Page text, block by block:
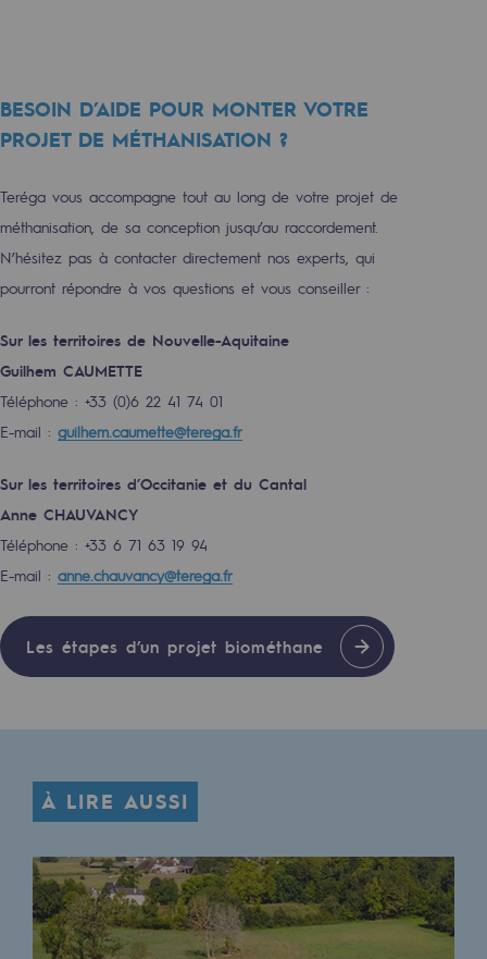
Gestion de l'énergie
Préservation de la biodiversité
Gestion des impacts
Responsabilité sociale et territoriale
Responsabilité sociale et
Energiz Mouv
Le programme social et territorial de
Territorial
Engagements auprès des territoires
Social
Notre investissement dans les
Inclusion
QVCT
Sécurité
Sécurité
PARI 2035, le programme de sécurité
BESOIN D’AIDE POUR MONTER VOTRE
PROJET DE MÉTHANISATION ?
Teréga vous accompagne tout au long de votre projet de
méthanisation, de sa conception jusqu’au raccordement.
N’hésitez pas à contacter directement nos experts, qui
pourront répondre à vos questions et vous conseiller :
Sur les territoires de Nouvelle-Aquitaine
Guilhem CAUMETTE
Téléphone : +33 (0)6 22 41 74 01
E-mail : guilhem.caumette@terega.fr
Sur les territoires d’Occitanie et du Cantal
Anne CHAUVANCY
Téléphone : +33 6 71 63 19 94
E-mail : anne.chauvancy@terega.fr
Les étapes d’un projet biométhane
À LIRE AUSSI